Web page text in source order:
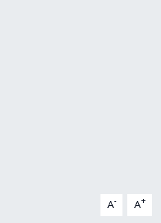
A- A+